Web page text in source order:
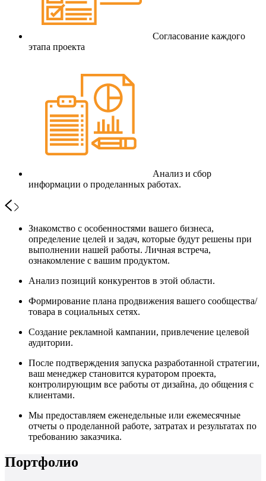
Согласование каждого
этапа проекта
Анализ и сбор
информации о проделанных работах.
Знакомство с особенностями вашего бизнеса,
определение целей и задач, которые будут решены при
выполнении нашей работы. Личная встреча,
ознакомление с вашим продуктом.
Анализ позиций конкурентов в этой области.
Формирование плана продвижения вашего сообщества/
товара в социальных сетях.
Создание рекламной кампании, привлечение целевой
аудитории.
После подтверждения запуска разработанной стратегии,
ваш менеджер становится куратором проекта,
контролирующим все работы от дизайна, до общения с
клиентами.
Мы предоставляем еженедельные или ежемесячные
отчеты о проделанной работе, затратах и результатах по
требованию заказчика.
Портфолио